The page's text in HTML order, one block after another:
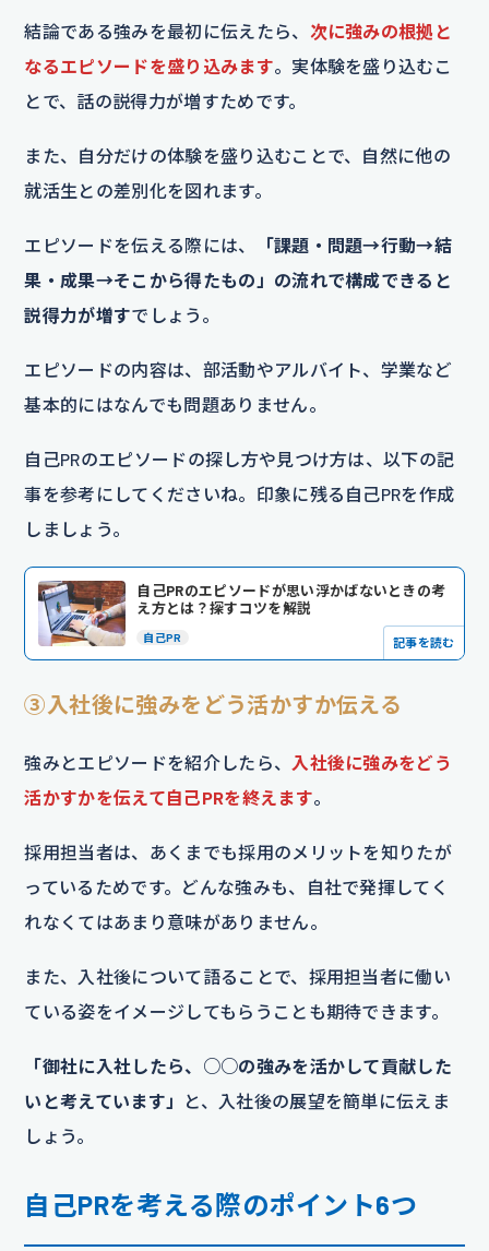
結論である強みを最初に伝えたら、 次に強みの根拠と
なるエピソードを盛り込みます。実体験を盛り込むこ
とで、話の説得力が増すためです。
また、自分だけの体験を盛り込むことで、自然に他の
就活生との差別化を図れます。
エピソードを伝える際には、
「課題・問題→行動→結
果・成果→そこから得たもの」の流れで構成できると
説得力が増すでしょう。
エピソードの内容は、部活動やアルバイト、学業など
基本的にはなんでも問題ありません。
自己PRのエピソードの探し方や見つけ方は、以下の記
事を参考にしてくださいね。印象に残る自己PRを作成
しましょう。
自己PRのエピソードが思い浮かばないときの考
え方とは？探すコツを解説
自己PR 記事を読む
③入社後に強みをどう活かすか伝える
強みとエピソードを紹介したら、 入社後に強みをどう
活かすかを伝えて自己PRを終えます。
採用担当者は、あくまでも採用のメリットを知りたが
っているためです。どんな強みも、自社で発揮してく
れなくてはあまり意味がありません。
また、入社後について語ることで、採用担当者に働い
ている姿をイメージしてもらうことも期待できます。
「御社に入社したら、○○の強みを活かして貢献した
いと考えています」
と、入社後の展望を簡単に伝えま
しょう。
自己PRを考える際のポイント6つ